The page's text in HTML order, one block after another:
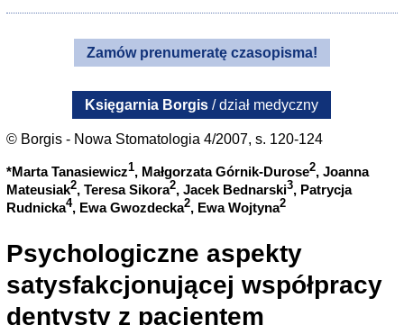
Zamów prenumeratę czasopisma!
Księgarnia Borgis / dział medyczny
© Borgis - Nowa Stomatologia 4/2007, s. 120-124
*Marta Tanasiewicz1, Małgorzata Górnik-Durose2, Joanna
Mateusiak2, Teresa Sikora2, Jacek Bednarski3, Patrycja
Rudnicka4, Ewa Gwozdecka2, Ewa Wojtyna2
Psychologiczne aspekty
satysfakcjonującej współpracy
dentysty z pacjentem